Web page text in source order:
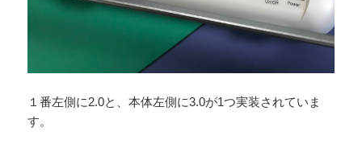
１番左側に2.0と、本体左側に3.0が1つ実装されていま
す。